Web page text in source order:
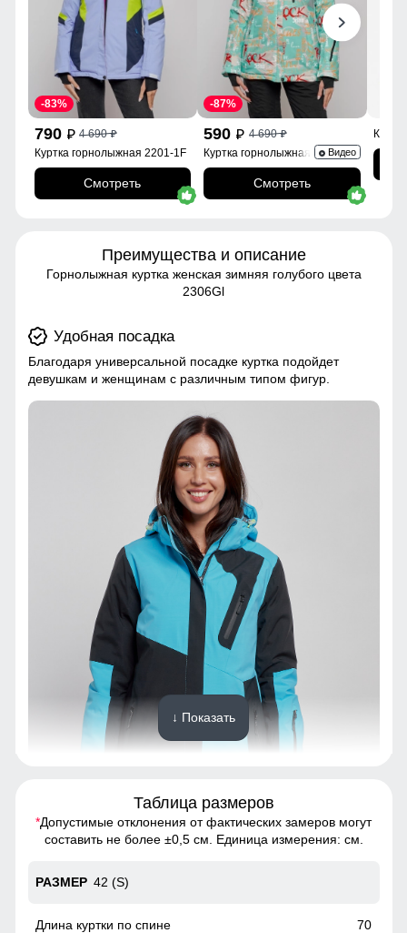
790 p 4 690p
-83%
Куртка горнолыжная 2201-1F
Смотреть
590 p 4 690p
-87%
Куртка горнолыжная 2252Br
Видео
Смотреть
Преимущества и описание
Горнолыжная куртка женская зимняя голубого цвета
2306Gl
Удобная посадка
Благодаря универсальной посадке куртка подойдет
девушкам и женщинам с различным типом фигур.
Благодаря универсальной посадке куртка подойдет
девушкам и женщинам с различным типом фигур.
Съемный ветрозащитный капюшон
Капюшон надежно защищает от различных внешних
↓ Показать
Таблица размеров
*Допустимые отклонения от фактических замеров могут
составить не более ±0,5 см. Единица измерения: см.
42 (S)
70